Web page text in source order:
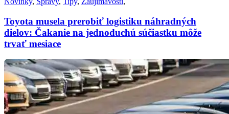
Toyota musela prerobiť logistiku náhradných
dielov: Čakanie na jednoduchú súčiastku môže
trvať mesiace